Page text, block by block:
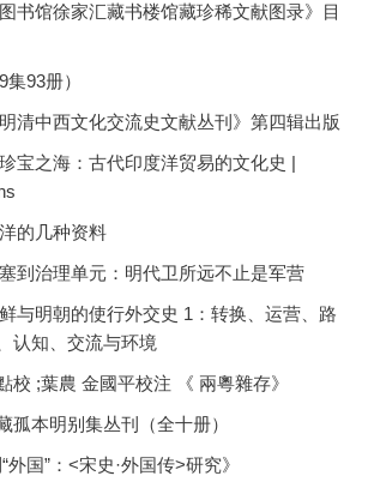
书馆徐家汇藏书楼馆藏珍稀文献图录》目
93册）
清中西文化交流史文献丛刊》第四辑出版
宝之海：古代印度洋贸易的文化史 |
的几种资料
到治理单元：明代卫所远不止是军营
与明朝的使行外交史 1：转换、运营、路
认知、交流与环境
校 ;葉農 金國平校注 《 兩粵雜存》
孤本明别集丛刊（全十册）
外国”：<宋史·外国传>研究》